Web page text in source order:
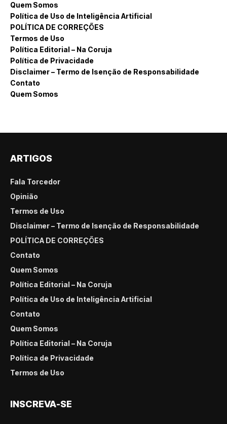
Quem Somos
Política de Uso de Inteligência Artificial
POLÍTICA DE CORREÇÕES
Termos de Uso
Política Editorial – Na Coruja
Política de Privacidade
Disclaimer – Termo de Isenção de Responsabilidade
Contato
Quem Somos
ARTIGOS
Fala Torcedor
Opinião
Termos de Uso
Disclaimer – Termo de Isenção de Responsabilidade
POLÍTICA DE CORREÇÕES
Contato
Quem Somos
Política Editorial – Na Coruja
Política de Uso de Inteligência Artificial
Contato
Quem Somos
Política Editorial – Na Coruja
Política de Privacidade
Termos de Uso
INSCREVA-SE